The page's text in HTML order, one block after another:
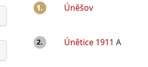
1. Úněšov
2. Únětice 1911 A